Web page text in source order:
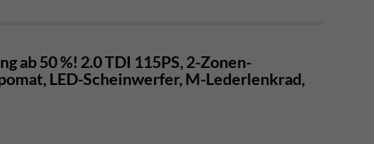
ab 50 %! 2.0 TDI 115PS, 2-Zonen-
LED-Scheinwerfer, M-Lederlenkrad,